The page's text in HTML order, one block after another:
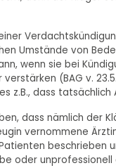
Umstände von
wenn sie bei
(BAG v.
z.B., dass
dass nämlich der
vernommene
beschrieben
oder unprofessionell